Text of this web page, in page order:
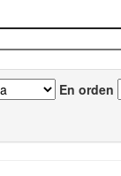
En orden